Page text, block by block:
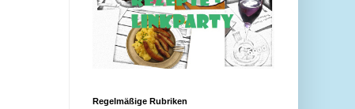
Regelmäßige Rubriken